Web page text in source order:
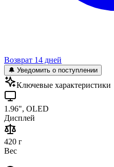
Возврат 14 дней
🔔 Уведомить о поступлении
Ключевые характеристики
1.96", OLED
Дисплей
420 г
Вес